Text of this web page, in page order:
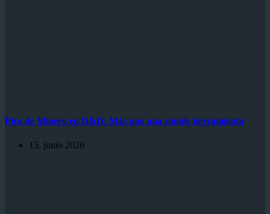
Pico de Minero en D&D: Más que una simple herramienta
15. junio 2026